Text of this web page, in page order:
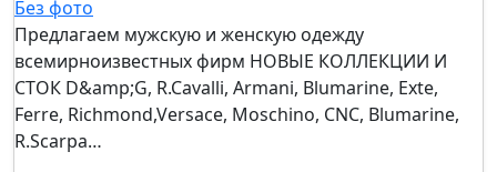
Без фото
Предлагаем мужскую и женскую одежду
всемирноизвестных фирм НОВЫЕ КОЛЛЕКЦИИ И
СТОК D&amp;G, R.Cavalli, Armani, Blumarine, Exte,
Ferre, Richmond,Versace, Moschino, CNC, Blumarine,
R.Scarpa…